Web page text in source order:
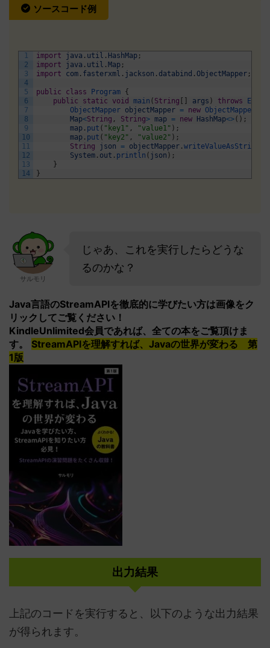
ソースコード例
1
2
3
4
5
6
7
8
9
10
11
12
13
14
import java . util . HashMap ;
import
java . util . Map ;
import
com . fasterxml . jackson . databind . ObjectMapper ;
public class Program {
public
static void main ( String [ ] args ) throws
ObjectMapper objectMapper = new ObjectMapper
Map<String , String> map = new HashMap<>( ) ;
map . put ( "key1" , "value1" ) ;
map . put ( "key2" , "value2" ) ;
String
json = objectMapper . writeValueAsString
System . out . println ( json ) ;
}
}
サルモリ
じゃあ、これを実行したらどうな
るのかな？
Java言語のStreamAPIを徹底的に学びたい方は画像をク
リックしてご覧ください！
KindleUnlimited会員であれば、全ての本をご覧頂けま
す。
StreamAPIを理解すれば、Javaの世界が変わる 第
1版
出力結果
上記のコードを実行すると、以下のような出力結果
が得られます。